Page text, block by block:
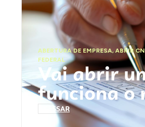
ABERTURA DE EMPRESA,ABRIR
FEDERAL
Vai abrir
funciona o
ACESSAR